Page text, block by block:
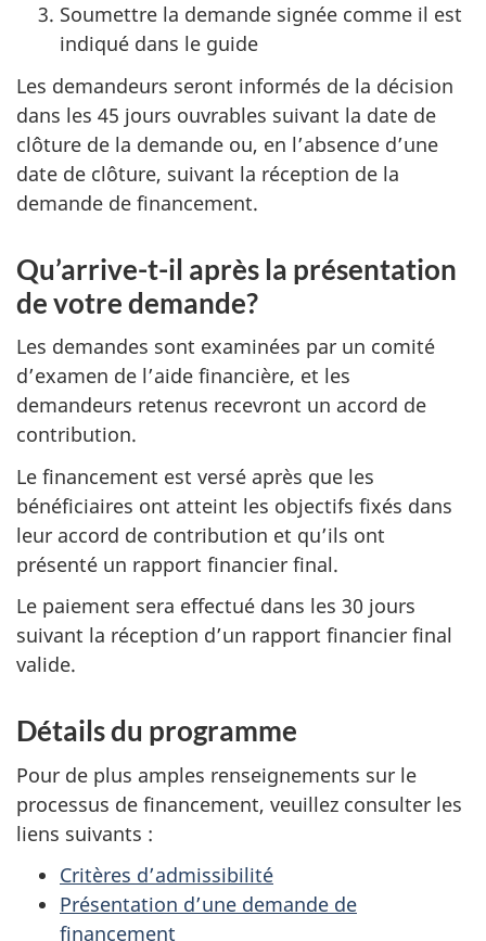
Soumettre la demande signée comme il est
indiqué dans le guide
Les demandeurs seront informés de la décision
dans les 45 jours ouvrables suivant la date de
clôture de la demande ou, en l’absence d’une
date de clôture, suivant la réception de la
demande de financement.
Qu’arrive-t-il après la présentation
de votre demande?
Les demandes sont examinées par un comité
d’examen de l’aide financière, et les
demandeurs retenus recevront un accord de
contribution.
Le financement est versé après que les
bénéficiaires ont atteint les objectifs fixés dans
leur accord de contribution et qu’ils ont
présenté un rapport financier final.
Le paiement sera effectué dans les 30 jours
suivant la réception d’un rapport financier final
valide.
Détails du programme
Pour de plus amples renseignements sur le
processus de financement, veuillez consulter les
liens suivants :
Critères d’admissibilité
Présentation d’une demande de
financement